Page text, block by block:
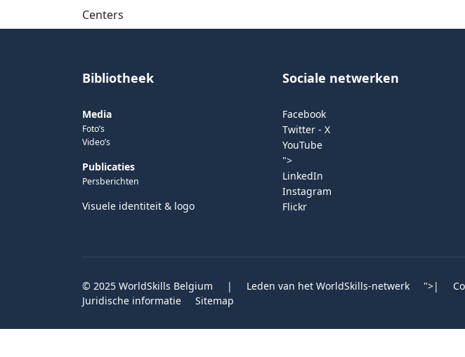
Centers
Bibliotheek
Media
Foto’s
Video’s
Publicaties
Persberichten
Visuele identiteit & logo
Sociale netwerken
Facebook
Twitter - X
YouTube
">
LinkedIn
Instagram
Flickr
© 2025 WorldSkills Belgium | Leden van het WorldSkills-netwerk ">|
Juridische informatie
Sitemap